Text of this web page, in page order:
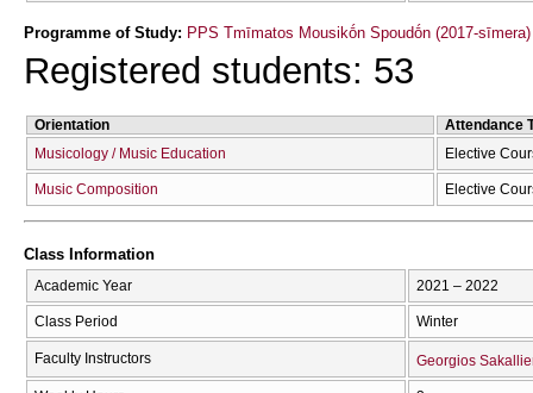
Programme of Study: PPS Tmīmatos Mousikṓn Spoudṓn (2017-sīmera)
Registered students: 53
Orientation
Attendance
Musicology / Music Education
Elective
Music Composition Elective
Class Information
Academic Year 2021 – 2022
Class Period Winter
Faculty Instructors Georgios